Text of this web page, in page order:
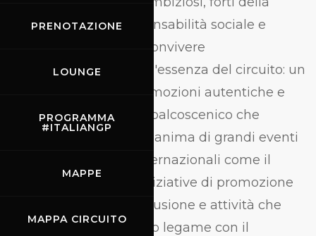
PRENOTAZIONE
LOUNGE
PROGRAMMA
#ITALIANGP
MAPPE
MAPPA CIRCUITO
convinzione che responsabilità sociale e
ambientale possano convivere
armoniosamente con l'essenza del circuito: un
luogo dove nascono emozioni autentiche e
relazioni durature, un palcoscenico che
durante tutto l'anno si anima di grandi eventi
sportivi nazionali e internazionali come il
MotoGP, test, prove, iniziative di promozione
sociale, progetti di inclusione e attività che
consolidano il profondo legame con il